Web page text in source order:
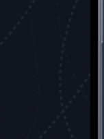
сети